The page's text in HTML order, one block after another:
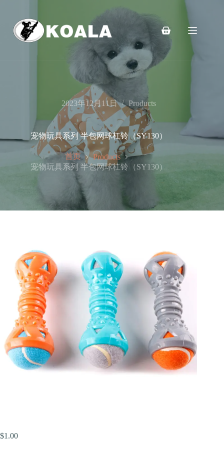
购
车
2023年12月11日 Products
宠物玩具系列 半包网球杠铃（SY130）
首页
Products
宠物玩具系列 半包网球杠铃（SY130）
$1.00